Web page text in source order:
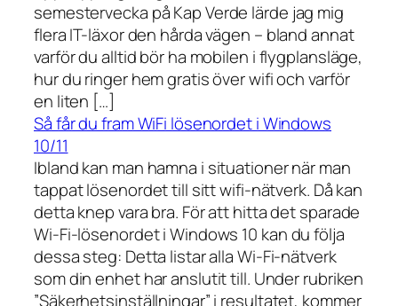
semestervecka på Kap Verde lärde jag mig
flera IT-läxor den hårda vägen – bland annat
varför du alltid bör ha mobilen i flygplansläge,
hur du ringer hem gratis över wifi och varför
en liten […]
Så får du fram WiFi lösenordet i Windows
10/11
Ibland kan man hamna i situationer när man
tappat lösenordet till sitt wifi-nätverk. Då kan
detta knep vara bra. För att hitta det sparade
Wi-Fi-lösenordet i Windows 10 kan du följa
dessa steg: Detta listar alla Wi-Fi-nätverk
som din enhet har anslutit till. Under rubriken
”Säkerhetsinställningar” i resultatet, kommer